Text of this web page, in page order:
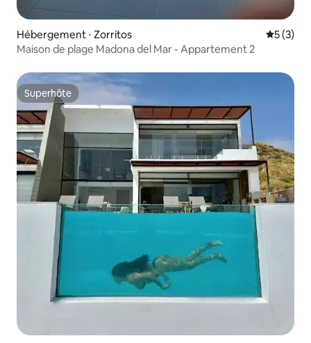
Hébergement ⋅ Zorritos
5 (3)
Maison de plage Madona del Mar - Appartement 2
Superhôte
Superhôte